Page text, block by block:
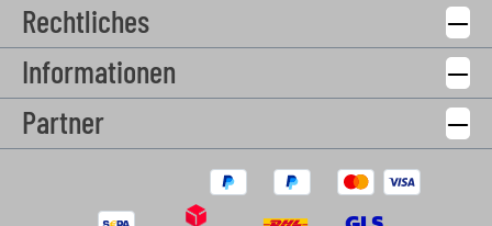
Rechtliches
Informationen
Partner